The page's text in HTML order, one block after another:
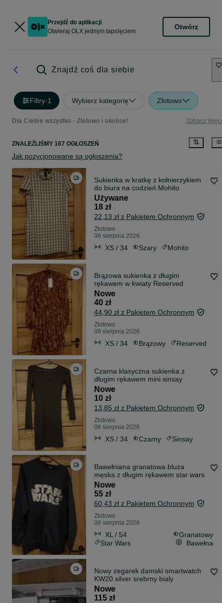
Przejdź do aplikacji
Otwieraj OLX jednym tapnięciem
Otwórz
Znajdź coś dla siebie
Filtry·1 Wybierz kategorię Złotowo
Dla Ciebie wszystko - Złotowo i okolice! Zobacz
ZNALEŹLIŚMY 167 OGŁOSZEŃ
Jak pozycjonowane są ogłoszenia?
Sukienka w kratkę z kołnierzykiem
do biura na codzień Mohito
Używane
18 zł
22,13 zł z Pakietem Ochronnym
Złotowo
06 sierpnia 2026
XS / 34 Szary Mohito
Brązowa sukienka z długim
rękawem w kwiaty Reserved
Nowe
40 zł
44,90 zł z Pakietem Ochronnym
Złotowo
06 sierpnia 2026
XS / 34 Brązowy Reserved
Czarna klasyczna sukienka z
długim rękawem mini sinsay
Nowe
10 zł
13,85 zł z Pakietem Ochronnym
Złotowo
06 sierpnia 2026
XS / 34 Czarny Sinsay
Bawełniana granatowa bluza
męska z długim rękawem star wars
Nowe
55 zł
60,43 zł z Pakietem Ochronnym
Złotowo
06 sierpnia 2026
XL / 54
Granatowy
Star Wars
Bawełna
Nowy zegarek damski smartwatch
KW20 silver srebrny bialy
Nowe
115 zł